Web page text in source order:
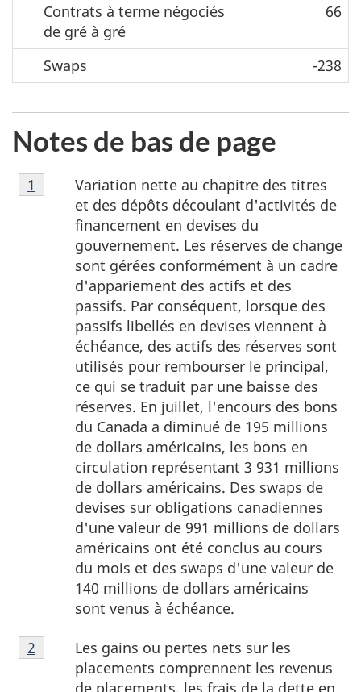
Contrats à terme négociés
de gré à gré
66
Swaps -238
Notes de bas de page
Note
de
Variation nette au chapitre des titres
et des dépôts découlant d'activités de
financement en devises du
gouvernement. Les réserves de change
sont gérées conformément à un cadre
d'appariement des actifs et des
passifs. Par conséquent, lorsque des
passifs libellés en devises viennent à
échéance, des actifs des réserves sont
utilisés pour rembourser le principal,
ce qui se traduit par une baisse des
réserves. En juillet, l'encours des bons
du Canada a diminué de 195 millions
de dollars américains, les bons en
circulation représentant 3 931 millions
de dollars américains. Des swaps de
devises sur obligations canadiennes
d'une valeur de 991 millions de dollars
américains ont été conclus au cours
du mois et des swaps d'une valeur de
140 millions de dollars américains
sont venus à échéance.
Retour à la référence de la note de bas de page
1
Note
de
Les gains ou pertes nets sur les
placements comprennent les revenus
Retour à laréférence de la note de bas de page
2